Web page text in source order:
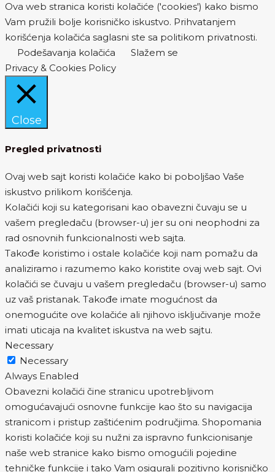
Ova web stranica koristi kolačiće ('cookies') kako bismo
Vam pružili bolje korisničko iskustvo. Prihvatanjem
korišćenja kolačića saglasni ste sa politikom privatnosti.
Podešavanja kolačića
Slažem se
Privacy & Cookies Policy
Close
Pregled privatnosti
Ovaj web sajt koristi kolačiće kako bi poboljšao Vaše
iskustvo prilikom korišćenja.
Kolačići koji su kategorisani kao obavezni čuvaju se u
vašem pregledaču (browser-u) jer su oni neophodni za
rad osnovnih funkcionalnosti web sajta.
Takođe koristimo i ostale kolačiće koji nam pomažu da
analiziramo i razumemo kako koristite ovaj web sajt. Ovi
kolačići se čuvaju u vašem pregledaču (browser-u) samo
uz vaš pristanak. Takođe imate mogućnost da
onemogućite ove kolačiće ali njihovo isključivanje može
imati uticaja na kvalitet iskustva na web sajtu.
Necessary
Necessary
Always Enabled
Obavezni kolačići čine stranicu upotrebljivom
omogućavajući osnovne funkcije kao što su navigacija
stranicom i pristup zaštićenim područjima. Shopomania
koristi kolačiće koji su nužni za ispravno funkcionisanje
naše web stranice kako bismo omogućili pojedine
tehničke funkcije i tako Vam osigurali pozitivno korisničko